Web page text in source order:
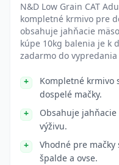
N&D Low Grain CAT
kompletné krmivo pre
obsahuje jahňacie
kúpe 10kg balenia je k
zadarmo do vypredania
Kompletné krmivo
dospelé mačky.
Obsahuje
výživu.
Vhodné pre
špalde a ovse.